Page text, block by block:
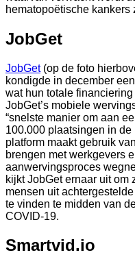
hematopoëtische kankers
JobGet
JobGet (op de foto
kondigde in december een
wat hun totale
JobGet’s mobiele
“snelste manier om aan
100.000 plaatsingen in
platform maakt gebruik
brengen met werkgevers
aanwervingsproces
kijkt JobGet ernaar uit om
mensen uit
te vinden te midden van
COVID-19.
Smartvid.io